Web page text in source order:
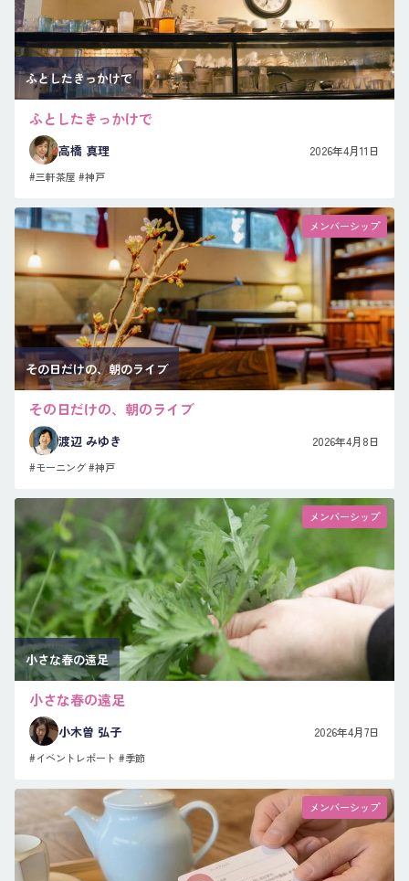
ふとしたきっかけで
ふとしたきっかけで
高橋 真理 2026年4月11日
#三軒茶屋 #神戸
メンバーシップ
その日だけの、朝のライブ
その日だけの、朝のライブ
渡辺 みゆき 2026年4月8日
#モーニング#神戸
メンバーシップ
小さな春の遠足
小さな春の遠足
小木曽 弘子 2026年4月7日
#イベントレポート #季節
メンバーシップ